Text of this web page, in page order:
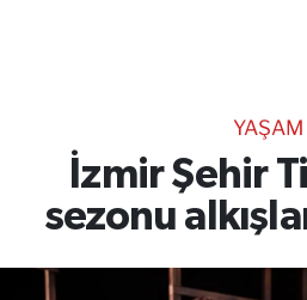
YAŞAM
İzmir Şehir
sezonu
RESMİ İLANLAR
Gencsesfm Canlı Dinle